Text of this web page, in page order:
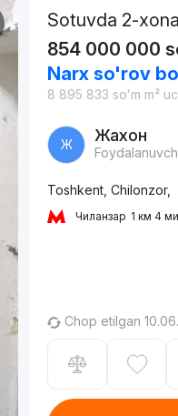
Sotuvda 2-
854 000 000
Narx so'rov
8 895 833 soʻm m²
Ж Жахон
Toshkent, Chilonzor,
Чиланзар 1 км 4
Chop etilgan